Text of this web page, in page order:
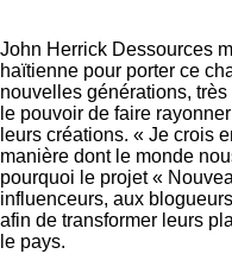
John Herrick Dessources
haïtienne pour porter ce
nouvelles générations,
le pouvoir de faire
leurs créations. « Je crois
manière dont le monde
pourquoi le projet «
influenceurs, aux
afin de transformer leurs
le pays.